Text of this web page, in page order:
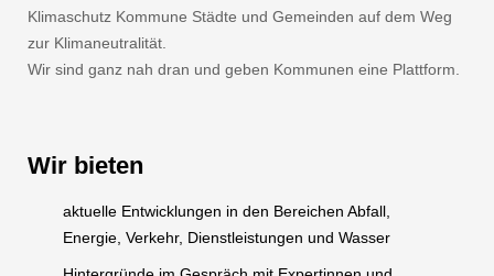
Klimaschutz Kommune Städte und Gemeinden auf dem Weg
zur Klimaneutralität.
Wir sind ganz nah dran und geben Kommunen eine Plattform.
Wir bieten
aktuelle Entwicklungen in den Bereichen Abfall,
Energie, Verkehr, Dienstleistungen und Wasser